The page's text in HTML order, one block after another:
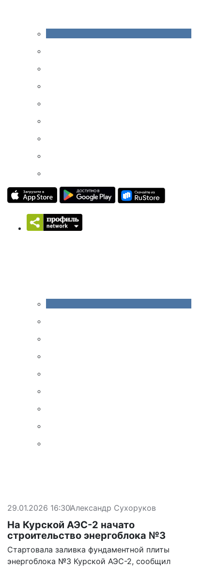
29.01.2026 16:30Александр Сухоруков
На Курской АЭС-2 начато
строительство энергоблока №3
Стартовала заливка фундаментной плиты
энергоблока №3 Курской АЭС-2, сообщил